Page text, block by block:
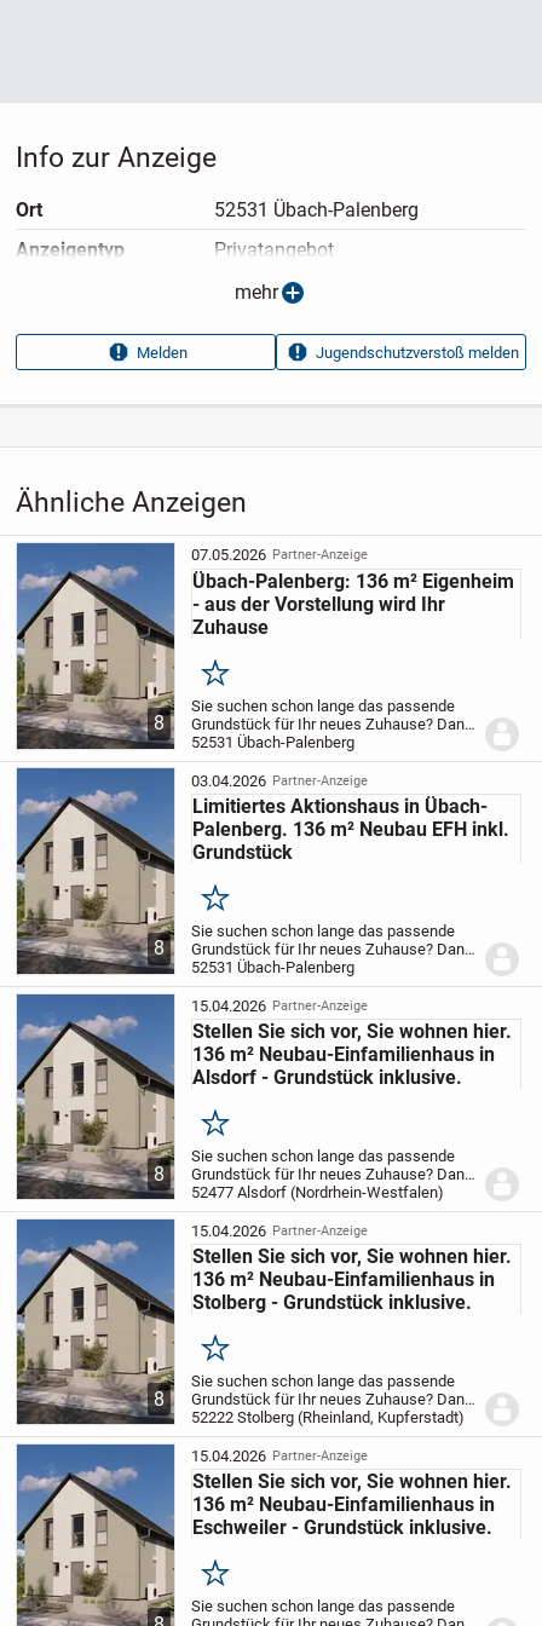
Ähnliche Anzeigen
8
07.05.2026 Partner-Anzeige
Übach-Palenberg: 136 m² Eigenheim
- aus der Vorstellung wird Ihr
Zuhause
Merken
Sie suchen schon lange das passende
Grundstück für Ihr neues Zuhause? Dann
lassen Sie mich das als Ihr Baupartner
übernehmen. Ich schalte mein Netzwerk
für Sie ein und finde gemeinsam mit
Ihnen den...
52531 Übach-Palenberg
8
03.04.2026 Partner-Anzeige
Limitiertes Aktionshaus in Übach-
Palenberg. 136 m² Neubau EFH inkl.
Grundstück
Merken
Sie suchen schon lange das passende
Grundstück für Ihr neues Zuhause? Dann
lassen Sie mich das als Ihr Baupartner
übernehmen. Ich schalte mein Netzwerk
für Sie ein und finde gemeinsam mit
Ihnen den...
52531 Übach-Palenberg
8
15.04.2026 Partner-Anzeige
Stellen Sie sich vor, Sie wohnen hier.
136 m² Neubau-Einfamilienhaus in
Alsdorf - Grundstück inklusive.
Merken
Sie suchen schon lange das passende
Grundstück für Ihr neues Zuhause? Dann
lassen Sie mich das als Ihr Baupartner
übernehmen. Ich schalte mein Netzwerk
für Sie ein und finde gemeinsam mit
Ihnen den...
52477 Alsdorf (Nordrhein-Westfalen)
8
15.04.2026 Partner-Anzeige
Stellen Sie sich vor, Sie wohnen hier.
136 m² Neubau-Einfamilienhaus in
Stolberg - Grundstück inklusive.
Merken
Sie suchen schon lange das passende
Grundstück für Ihr neues Zuhause? Dann
lassen Sie mich das als Ihr Baupartner
übernehmen. Ich schalte mein Netzwerk
für Sie ein und finde gemeinsam mit
Ihnen den...
52222 Stolberg (Rheinland, Kupferstadt)
15.04.2026 Partner-Anzeige
Stellen Sie sich vor, Sie wohnen hier.
136 m² Neubau-Einfamilienhaus in
Eschweiler - Grundstück inklusive.
Merken
Sie suchen schon lange das passende
Info zur Anzeige
Ort
52531 Übach-Palenberg
Anzeigen­typ
Privatangebot
15.04.2026
Anzeigen­kennung
e6ee6b1c
Aufrufe dieser
7
mehr
Melden Jugendschutzverstoß melden